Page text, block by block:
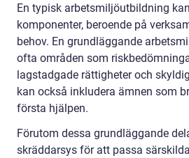
En typisk arbetsmiljöutbildning
komponenter, beroende på
behov. En grundläggande
ofta områden som
lagstadgade rättigheter och
kan också inkludera ämnen som
första hjälpen.
Förutom dessa grundläggande
skräddarsys för att passa